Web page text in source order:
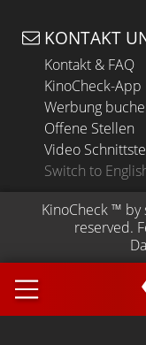
KONTAKT
Kontakt & FAQ
KinoCheck-App
Werbung
Offene Stellen
Video
Switch to
KinoCheck ™ by
reserved.